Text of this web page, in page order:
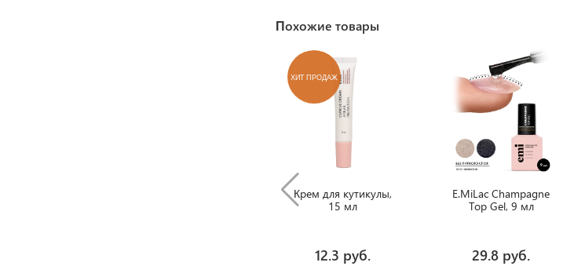
Похожие товары
ХИТ ПРОДАЖ
Крем для кутикулы,
15 мл
12.3 руб.
E.MiLac Champagne
Top Gel, 9 мл
29.8 руб.